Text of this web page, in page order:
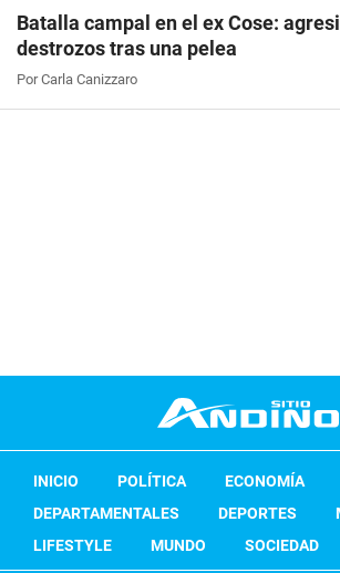
Batalla campal en el ex Cose:
destrozos tras una pelea
Por Carla Canizzaro
INICIO POLÍTICA ECONOMÍA
DEPARTAMENTALES
DEPORTES
LIFESTYLE
MUNDO SOCIEDAD